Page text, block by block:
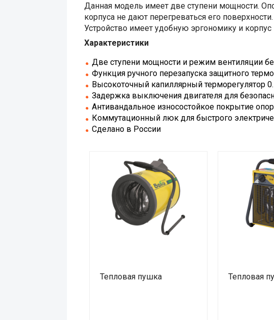
Данная модель имеет две ступени мощности.
корпуса не дают перегреваться его
Устройство имеет удобную эргономику и
Характеристики
Две ступени мощности и режим вентиляции
Функция ручного перезапуска защитного
Высокоточный капиллярный терморегулятор
Задержка выключения двигателя для
Антивандальное износостойкое покрытие
Коммутационный люк для быстрого
Сделано в России
Тепловая пушка Тепловая